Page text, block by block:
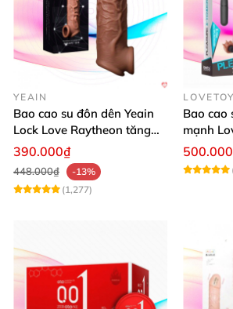
YEAIN
Bao cao su đôn dên Yeain
Lock Love Raytheon tăng
kích thước mạnh mẽ
390.000₫
448.000₫
-13%
(1,277)
LOVETOY
Bao cao
mạnh
thước cực